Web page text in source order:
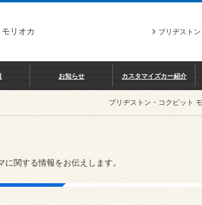
リオカ
ブリヂスト
お知らせ カスタマイズカー紹介
ブリヂストン・コクピット
関する情報をお伝えします。